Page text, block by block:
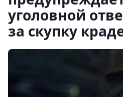
уголовной
за скупку